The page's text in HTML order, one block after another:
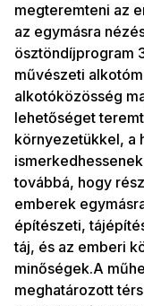
megteremteni az
az egymásra
ösztöndíjprogram
művészeti
alkotóközösség
lehetőséget
környezetükkel, a
továbbá, hogy
emberek
építészeti,
táj, és az emberi
minőségek.A
meghatározott